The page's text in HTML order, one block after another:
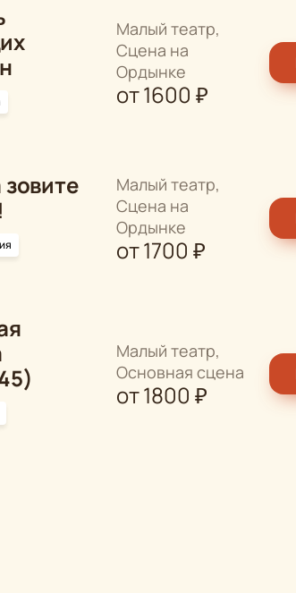
Малый театр,
Сцена на
Ордынке
от1600 ₽
Малый театр,
Сцена на
Ордынке
от1700 ₽
Малый театр,
Основная сцена
от1800 ₽